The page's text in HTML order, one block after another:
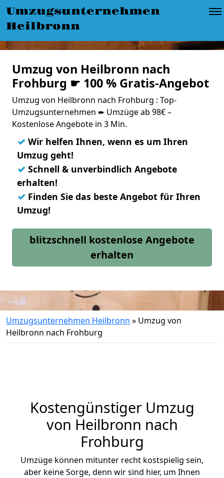
Umzugsunternehmen
Heilbronn
Umzug von Heilbronn nach
Frohburg ☛ 100 % Gratis-Angebot
Umzug von Heilbronn nach Frohburg : Top-
Umzugsunternehmen ➨ Umzüge ab 98€ –
Kostenlose Angebote in 3 Min.
✓ Wir helfen Ihnen, wenn es um Ihren
Umzug geht!
✓ Schnell & unverbindlich Angebote
erhalten!
✓ Finden Sie das beste Angebot für Ihren
Umzug!
blitzschnell kostenlose Angebote
erhalten
Umzugsunternehmen Heilbronn » Umzug von
Heilbronn nach Frohburg
Kostengünstiger Umzug
von Heilbronn nach
Frohburg
Umzüge können mitunter recht kostspielig sein,
aber keine Sorge, denn wir sind hier, um Ihnen